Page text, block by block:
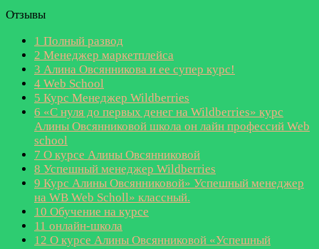
Отзывы
1 Полный развод
2 Менеджер маркетплейса
3 Алина Овсянникова и ее супер курс!
4 Web School
5 Курс Менеджер Wildberries
6 «С нуля до первых денег на Wildberries» курс
Алины Овсянниковой школа он лайн профессий Web
school
7 О курсе Алины Овсянниковой
8 Успешный менеджер Wildberries
9 Курс Алины Овсянниковой» Успешный менеджер
на WB Web Scholl» классный.
10 Обучение на курсе
11 онлайн-школа
12 О курсе Алины Овсянниковой «Успешный